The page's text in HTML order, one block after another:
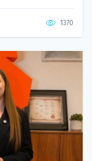
1370